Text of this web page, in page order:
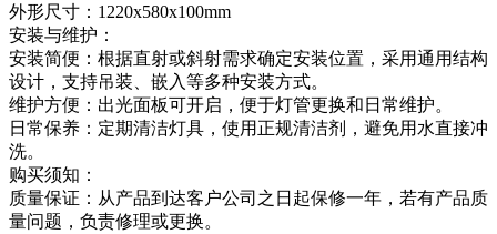
外形尺寸：1220x580x100mm
安装与维护：
安装简便：根据直射或斜射需求确定安装位置，采用通用结构
设计，支持吊装、嵌入等多种安装方式。
维护方便：出光面板可开启，便于灯管更换和日常维护。
日常保养：定期清洁灯具，使用正规清洁剂，避免用水直接冲
洗。
购买须知：
质量保证：从产品到达客户公司之日起保修一年，若有产品质
量问题，负责修理或更换。